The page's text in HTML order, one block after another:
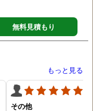
無料見積もり
もっと見る
その他